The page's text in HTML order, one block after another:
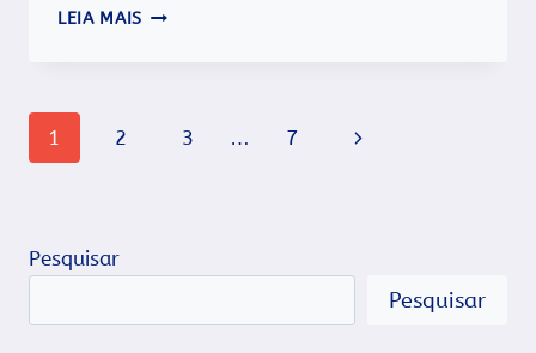
LEIA MAIS CUIDADOS
Navegação
1 2 3 … 7
Página
Pesquisar
Pesquisar